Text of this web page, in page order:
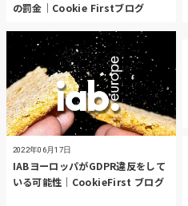
の罰金｜Cookie Firstブログ
2022年06月17日
IABヨーロッパがGDPR違反をして
いる可能性｜CookieFirst ブログ